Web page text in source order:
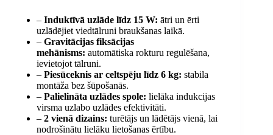
– Induktīvā uzlāde līdz 15 W: ātri un ērti
uzlādējiet viedtālruni braukšanas laikā.
– Gravitācijas fiksācijas
mehānisms: automātiska rokturu regulēšana,
ievietojot tālruni.
– Piesūceknis ar celtspēju līdz 6 kg: stabila
montāža bez šūpošanās.
– Palielināta uzlādes spole: lielāka indukcijas
virsma uzlabo uzlādes efektivitāti.
– 2 vienā dizains: turētājs un lādētājs vienā, lai
nodrošinātu lielāku lietošanas ērtību.